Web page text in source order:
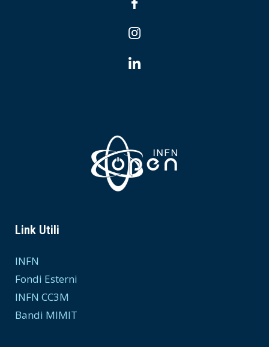
Link Utili
INFN
Fondi Esterni
INFN CC3M
Bandi MIMIT